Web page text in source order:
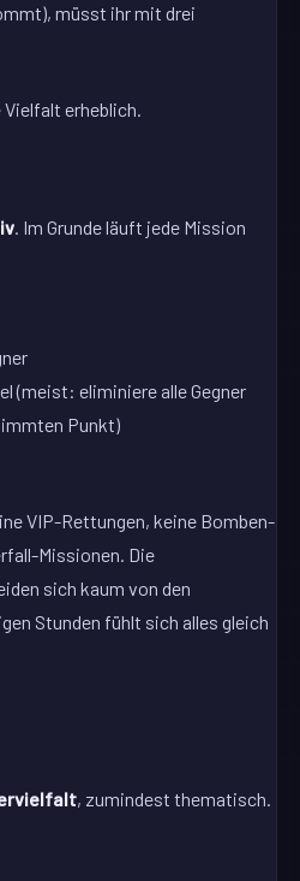
müsst ihr mit drei
erheblich.
. Im Grunde läuft jede Mission
(meist: eliminiere alle Gegner
Punkt)
VIP-Rettungen, keine Bomben-
Missionen. Die
sich kaum von den
Stunden fühlt sich alles gleich
, zumindest thematisch.